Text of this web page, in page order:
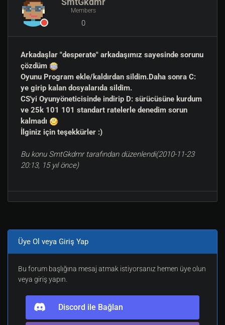
Members
0
Arkadaşlar "desperate" arkadaşımız sayesinde sorunu
çözdüm
Oyunu Program ekle/kaldırdan sildim.Daha sonra C:
ye girip kalan dosyalarıda sildim.
CS'yi Oyunyöneticisinde indirip D: sürücüsüne kurdum
ve 25k 101 101 standart ratelerle denedim sorun
kalmadı
İlginiz için teşekkürler :)
Bu konu SmtGkdmr tarafından düzenlendi(2010-11-23
20:13, 15 yıl önce)
Üye Ol veya Giriş Yap
Bu forum başlığına mesaj atmak istiyorsanız hemen üye olun
veya giriş yapın.
Discord ile Bağlan